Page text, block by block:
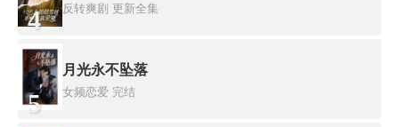
4 反转爽剧 更新全集
5
月光永不坠落
女频恋爱 完结